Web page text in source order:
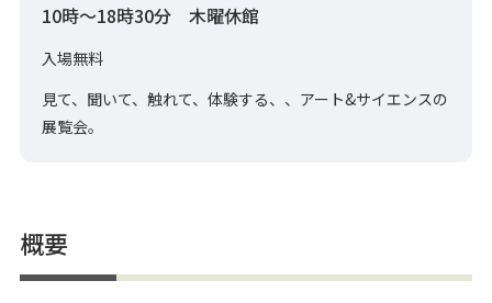
10時～18時30分 木曜休館
入場無料
見て、聞いて、触れて、体験する、、アート&サイエンスの
展覧会。
概要